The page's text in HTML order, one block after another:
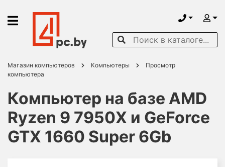
Магазин компьютеров Компьютеры
Просмотр
компьютера
Компьютер на базе AMD
Ryzen 9 7950X и GeForce
GTX 1660 Super 6Gb